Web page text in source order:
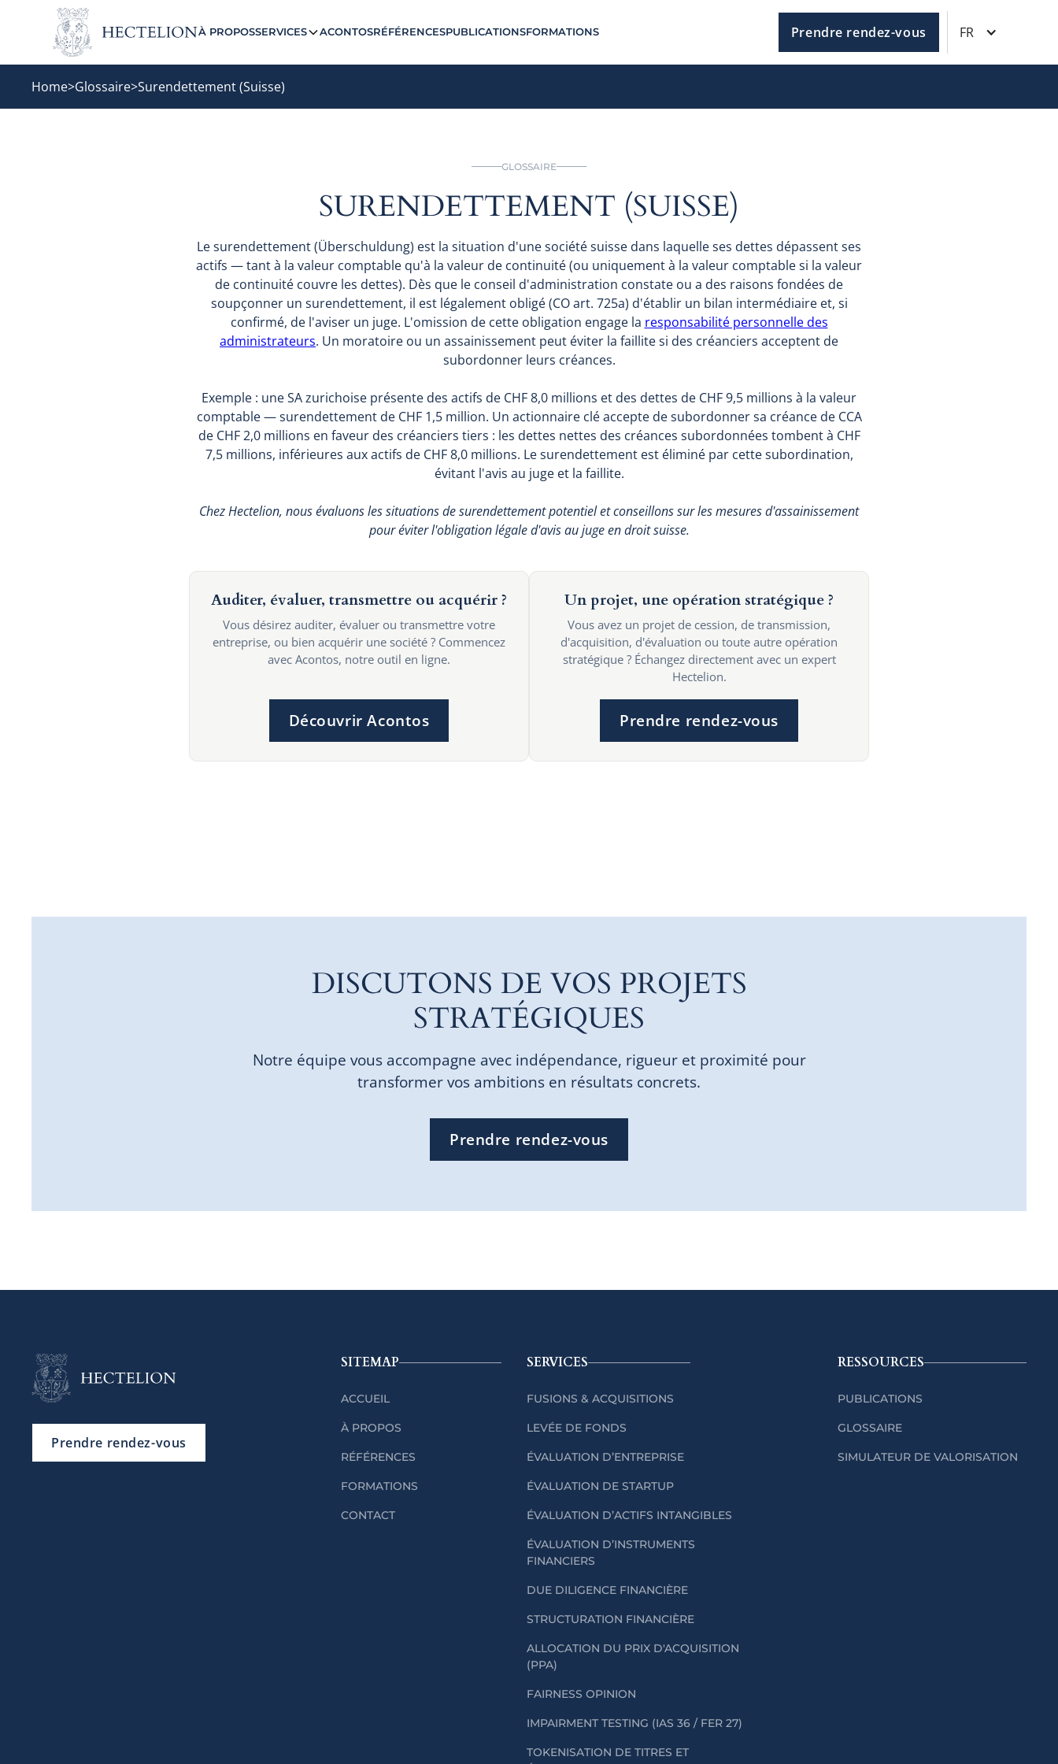
À PROPOSSERVICES ACONTOSRÉFÉRENCESPUBLICATIONSFORMATIONS Prendre rendez-vous FR
Home>Glossaire>Surendettement (Suisse)
GLOSSAIRE
SURENDETTEMENT (SUISSE)
Le surendettement (Überschuldung) est la situation d'une société suisse dans laquelle ses dettes dépassent ses
actifs — tant à la valeur comptable qu'à la valeur de continuité (ou uniquement à la valeur comptable si la valeur
de continuité couvre les dettes). Dès que le conseil d'administration constate ou a des raisons fondées de
soupçonner un surendettement, il est légalement obligé (CO art. 725a) d'établir un bilan intermédiaire et, si
confirmé, de l'aviser un juge. L'omission de cette obligation engage la responsabilité personnelle des
administrateurs. Un moratoire ou un assainissement peut éviter la faillite si des créanciers acceptent de
subordonner leurs créances.
Exemple : une SA zurichoise présente des actifs de CHF 8,0 millions et des dettes de CHF 9,5 millions à la valeur
comptable — surendettement de CHF 1,5 million. Un actionnaire clé accepte de subordonner sa créance de CCA
de CHF 2,0 millions en faveur des créanciers tiers : les dettes nettes des créances subordonnées tombent à CHF
7,5 millions, inférieures aux actifs de CHF 8,0 millions. Le surendettement est éliminé par cette subordination,
évitant l'avis au juge et la faillite.
Chez Hectelion, nous évaluons les situations de surendettement potentiel et conseillons sur les mesures d'assainissement
pour éviter l'obligation légale d'avis au juge en droit suisse.
Auditer, évaluer, transmettre ou acquérir ?
Vous désirez auditer, évaluer ou transmettre votre
entreprise, ou bien acquérir une société ? Commencez
avec Acontos, notre outil en ligne.
Découvrir Acontos
Un projet, une opération stratégique ?
Vous avez un projet de cession, de transmission,
d'acquisition, d'évaluation ou toute autre opération
stratégique ? Échangez directement avec un expert
Hectelion.
Prendre rendez-vous
DISCUTONS DE VOS PROJETS
STRATÉGIQUES
Notre équipe vous accompagne avec indépendance, rigueur et proximité pour
transformer vos ambitions en résultats concrets.
Prendre rendez-vous
Prendre rendez-vous
SITEMAP
ACCUEIL
À PROPOS
RÉFÉRENCES
FORMATIONS
CONTACT
SERVICES
FUSIONS & ACQUISITIONS
LEVÉE DE FONDS
ÉVALUATION D’ENTREPRISE
ÉVALUATION DE STARTUP
ÉVALUATION D’ACTIFS INTANGIBLES
ÉVALUATION D’INSTRUMENTS
FINANCIERS
DUE DILIGENCE FINANCIÈRE
STRUCTURATION FINANCIÈRE
ALLOCATION DU PRIX D'ACQUISITION
(PPA)
FAIRNESS OPINION
IMPAIRMENT TESTING (IAS 36 / FER 27)
TOKENISATION DE TITRES ET
RESSOURCES
PUBLICATIONS
GLOSSAIRE
SIMULATEUR DE VALORISATION